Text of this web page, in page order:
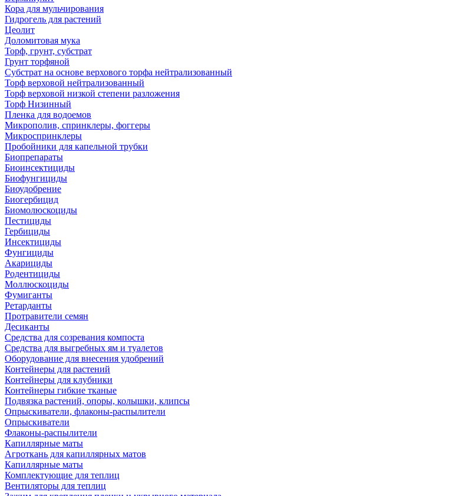
Кора для мульчирования
Гидрогель для растений
Цеолит
Доломитовая мука
Торф, грунт, субстрат
Грунт торфяной
Субстрат на основе верхового торфа нейтрализованный
Торф верховой нейтрализованный
Торф верховой низкой степени разложения
Торф Низинный
Пленка для водоемов
Микрополив, спринклеры, фоггеры
Микроспринклеры
Пробойники для капельной трубки
Биопрепараты
Биоинсектициды
Биофунгициды
Биоудобрение
Биогербицид
Биомолюскоциды
Пестициды
Гербициды
Инсектициды
Фунгициды
Акарициды
Родентициды
Моллюскоциды
Фумиганты
Ретарданты
Протравители семян
Десиканты
Средства для созревания компоста
Средства для выгребных ям и туалетов
Оборудование для внесения удобрений
Контейнеры для растений
Контейнеры для клубники
Контейнеры гибкие тканые
Подвязка растений, опоры, колышки, клипсы
Опрыскиватели, флаконы-распылители
Опрыскиватели
Флаконы-распылители
Капиллярные маты
Агроткань для капиллярных матов
Капиллярные маты
Комплектующие для теплиц
Вентиляторы для теплиц